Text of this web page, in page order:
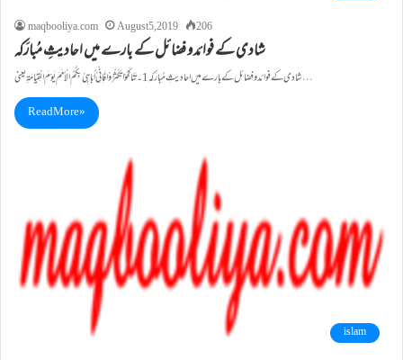
maqbooliya.com
August 5, 2019 206
شادی کے فوائد و فضائل کے بارے میں احادیثِ مُبارَکہ
شادی کے فوائد و فضائل کے بارے میں احادیثِ مُبارَکہ 1۔ تَنَاکَحُوْا تَکْثُرُوْا فَاِنِّیْ اُبَاہِیْ بِکُمُ الْاُمَمَ یَوْمَ الْقِیَامَۃِ یعنی…
Read More »
islam